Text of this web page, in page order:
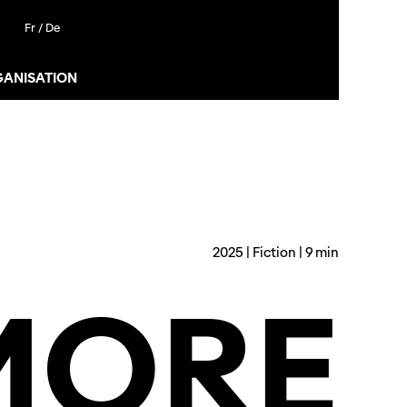
Fr / De
2025 | Fiction | 9 min